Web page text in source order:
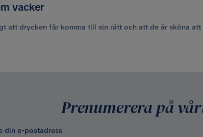
vacker
att drycken får komma till sin rätt och att de är sköna
Prenumerera på
din e-postadress